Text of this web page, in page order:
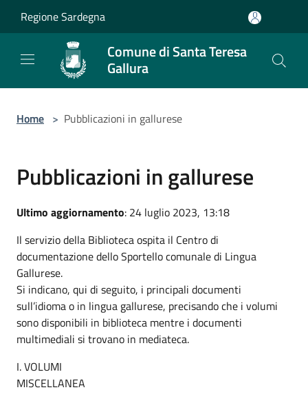
Regione Sardegna
Comune di Santa Teresa
Gallura
Home > Pubblicazioni in gallurese
Pubblicazioni in gallurese
Ultimo aggiornamento: 24 luglio 2023, 13:18
Il servizio della Biblioteca ospita il Centro di
documentazione dello Sportello comunale di Lingua
Gallurese.
Si indicano, qui di seguito, i principali documenti
sull’idioma o in lingua gallurese, precisando che i volumi
sono disponibili in biblioteca mentre i documenti
multimediali si trovano in mediateca.
I. VOLUMI
MISCELLANEA